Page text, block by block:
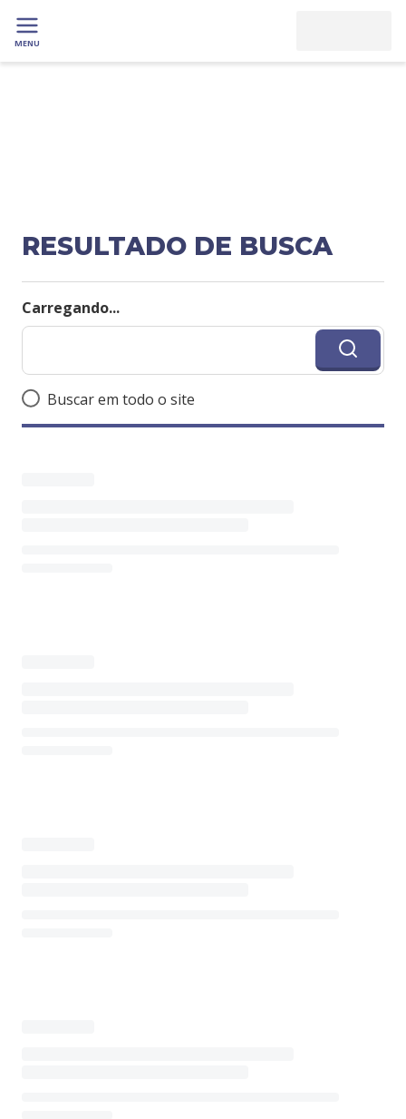
MENU
RESULTADO DE BUSCA
Carregando...
Buscar em todo o site